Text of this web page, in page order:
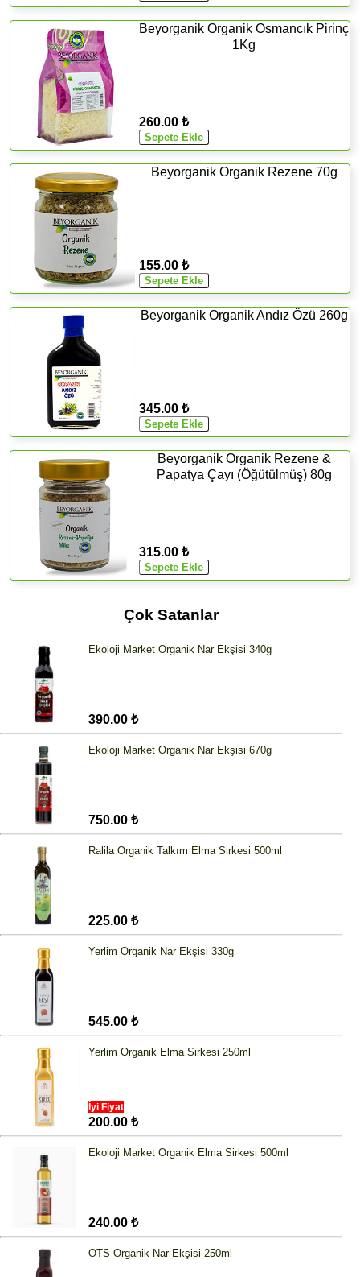
Beyorganik Organik Osmancık Pirinç
1Kg
260.00 ₺
Beyorganik Organik Rezene 70g
155.00 ₺
Beyorganik Organik Andız Özü 260g
345.00 ₺
Beyorganik Organik Rezene &
Papatya Çayı (Öğütülmüş) 80g
315.00 ₺
Çok Satanlar
Ekoloji Market Organik Nar Ekşisi 340g
390.00 ₺
Ekoloji Market Organik Nar Ekşisi 670g
750.00 ₺
Ralila Organik Talkım Elma Sirkesi 500ml
225.00 ₺
Yerlim Organik Nar Ekşisi 330g
545.00 ₺
Yerlim Organik Elma Sirkesi 250ml
İyi Fiyat
200.00 ₺
Ekoloji Market Organik Elma Sirkesi 500ml
240.00 ₺
OTS Organik Nar Ekşisi 250ml